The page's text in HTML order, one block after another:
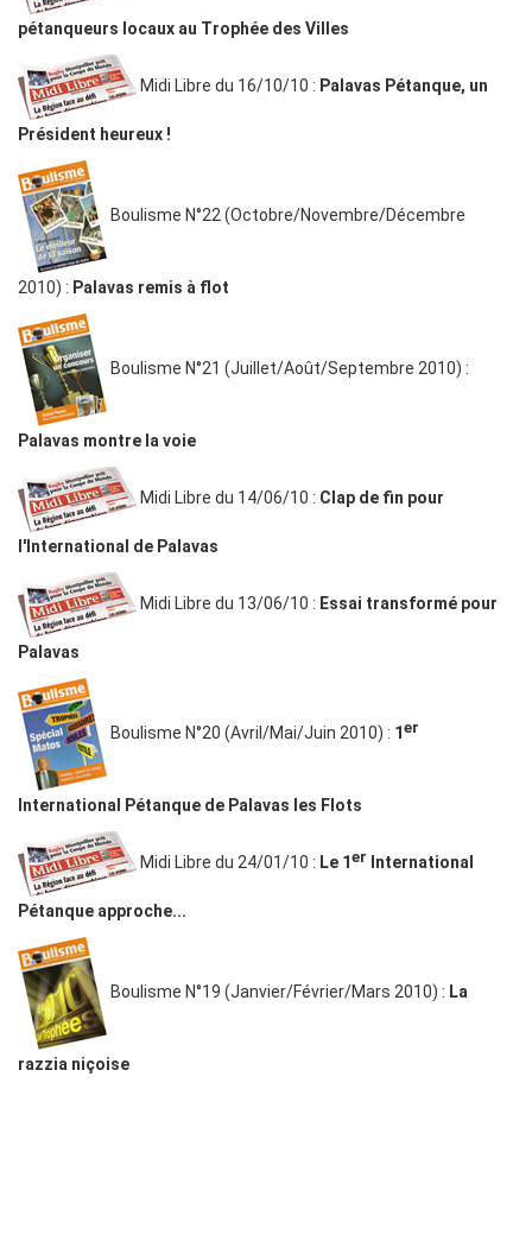
pétanqueurs locaux au Trophée des Villes
Midi Libre du 16/10/10 : Palavas Pétanque, un
Président heureux !
Boulisme N°22 (Octobre/Novembre/Décembre
2010) : Palavas remis à flot
Boulisme N°21 (Juillet/Août/Septembre 2010) :
Palavas montre la voie
Midi Libre du 14/06/10 : Clap de fin pour
l'International de Palavas
Midi Libre du 13/06/10 : Essai transformé pour
Palavas
Boulisme N°20 (Avril/Mai/Juin 2010) : 1 er
International Pétanque de Palavas les Flots
Midi Libre du 24/01/10 : Le 1 er International
Pétanque approche...
Boulisme N°19 (Janvier/Février/Mars 2010) : La
razzia niçoise